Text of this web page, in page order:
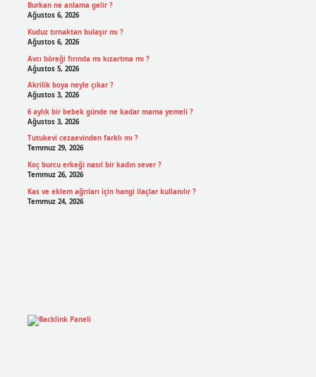
Burkan ne anlama gelir ?
Ağustos 6, 2026
Kuduz tırnaktan bulaşır mı ?
Ağustos 6, 2026
Avcı böreği fırında mı kızartma mı ?
Ağustos 5, 2026
Akrilik boya neyle çıkar ?
Ağustos 3, 2026
6 aylık bir bebek günde ne kadar mama yemeli ?
Ağustos 3, 2026
Tutukevi cezaevinden farklı mı ?
Temmuz 29, 2026
Koç burcu erkeği nasıl bir kadın sever ?
Temmuz 26, 2026
Kas ve eklem ağrıları için hangi ilaçlar kullanılır ?
Temmuz 24, 2026